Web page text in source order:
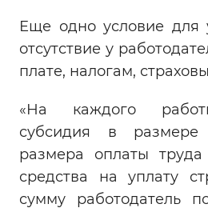
Еще одно условие
отсутствие у
плате, налогам,
«На каждого
субсидия в размере
размера оплаты
средства на уплату
сумму работодатель